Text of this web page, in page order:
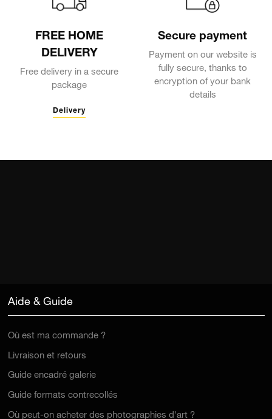
FREE HOME
DELIVERY
Free delivery in a secure
package
Delivery
Secure payment
Payment on our website is
fully secure, thanks to
encryption of your bank
details
Aide & Guide
Où est ma commande ?
Livraison et retours
Guide encadré galerie
Guide formats contrecollés
Où peut-on acheter des photographies d'art ?